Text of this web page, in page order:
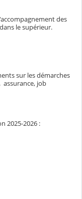
des
le supérieur.
sur les démarches
assurance, job
2025-2026 :